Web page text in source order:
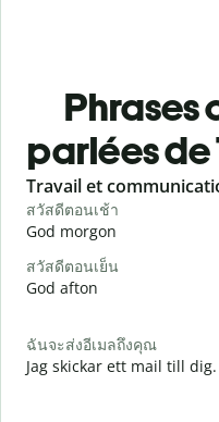
Phrases
parlées de
Slide 1 of 6
Travail et
สวัสดีตอนเช้า
God morgon
สวัสดีตอนเย็น
God afton
ฉันจะส่งอีเมลถึงคุณ
Jag skickar ett mail till dig.